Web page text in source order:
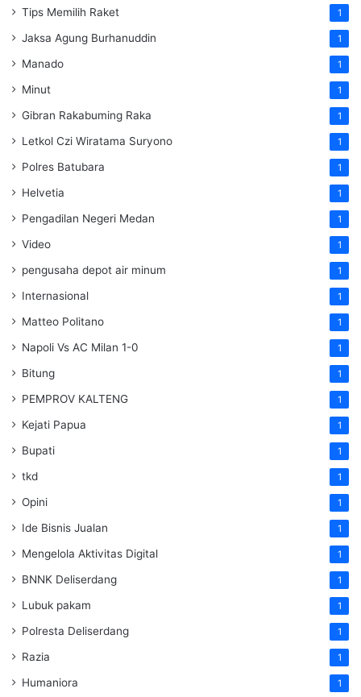
Tips Memilih Raket 1
Jaksa Agung Burhanuddin 1
Manado 1
Minut 1
Gibran Rakabuming Raka 1
Letkol Czi Wiratama Suryono 1
Polres Batubara 1
Helvetia 1
Pengadilan Negeri Medan 1
Video 1
pengusaha depot air minum 1
Internasional 1
Matteo Politano 1
Napoli Vs AC Milan 1-0 1
Bitung 1
PEMPROV KALTENG 1
Kejati Papua 1
Bupati 1
tkd 1
Opini 1
Ide Bisnis Jualan 1
Mengelola Aktivitas Digital 1
BNNK Deliserdang 1
Lubuk pakam 1
Polresta Deliserdang 1
Razia 1
Humaniora 1